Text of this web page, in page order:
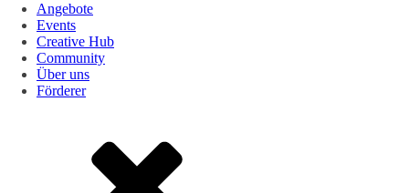
Angebote
Events
Creative Hub
Community
Über uns
Förderer